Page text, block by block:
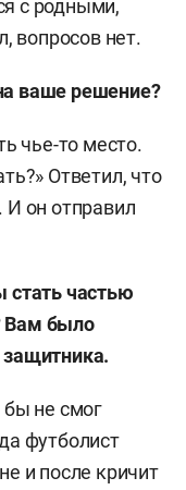
с родными,
вопросов нет.
ваше решение?
чье-то место.
Ответил, что
И он отправил
стать частью
Вам было
не смог
футболист
и после кричит